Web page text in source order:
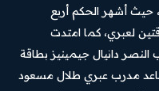
حيث أشهر الحكم أربع
لعبري، كما امتدت
النصر دانيال جيمينيز بطاقة
تعرض مساعد مدرب عبري طلال مسعود